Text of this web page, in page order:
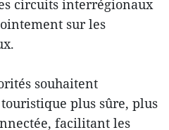
circuits interrégionaux
sur les
souhaitent
plus sûre, plus
facilitant les